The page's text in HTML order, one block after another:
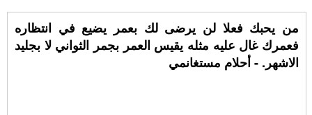
من يحبك فعلا لن يرضى لك بعمر يضيع في انتظاره
فعمرك غال عليه مثله يقيس العمر بجمر الثواني لا بجليد
الاشهر. - أحلام مستغانمي